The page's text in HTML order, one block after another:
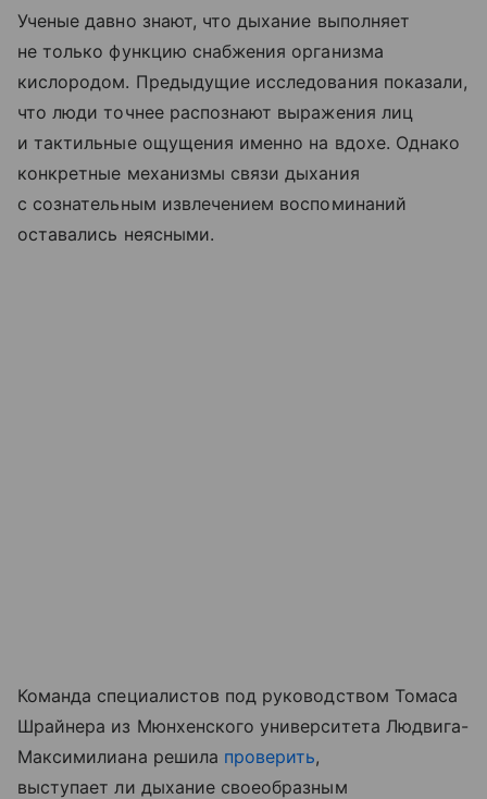
Ученые давно знают, что дыхание выполняет
не только функцию снабжения организма
кислородом. Предыдущие исследования показали,
что люди точнее распознают выражения лиц
и тактильные ощущения именно на вдохе. Однако
конкретные механизмы связи дыхания
с сознательным извлечением воспоминаний
оставались неясными.
Команда специалистов под руководством Томаса
Шрайнера из Мюнхенского университета Людвига-
Максимилиана решила проверить,
выступает ли дыхание своеобразным